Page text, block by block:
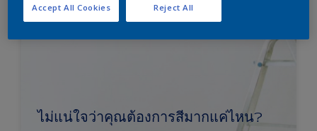
ไม่แน่ใจว่าคุณต้องการสีมากแค่ไหน?
Reject All
Accept All Cookies